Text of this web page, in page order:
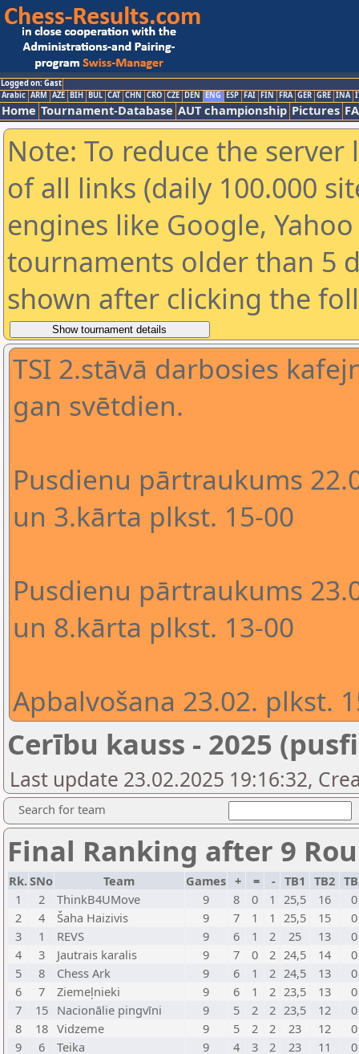
Logged on: Gast
Arabic ARM AZE BIH BUL CAT CHN CRO CZE DEN ENG ESP FAI FIN FRA GER GRE INA
Home Tournament-Database AUT championship Pictures
Note: To reduce the
of all links (daily 100.000
engines like Google,
tournaments older than 5
shown after clicking the
TSI 2.stāvā darbosies
gan svētdien.
Pusdienu pārtraukums
un 3.kārta plkst. 15-00
Pusdienu pārtraukums
un 8.kārta plkst. 13-00
Apbalvošana 23.02. plkst.
Cerību kauss - 2025
Last update 23.02.2025 19:16:32,
Search for team
Final Ranking after 9
Rk.SNo Team Games + = - TB1 TB2
1
2 ThinkB4UMove 9 8 0 1 25,5 16
0
2
4 Šaha Haizivis 9 7 1 1 25,5 15
0
3
1 REVS 9 6 1 2 25 13
0
4
3 Jautrais karalis 9 7 0 2 24,5 14
0
5
8 Chess Ark 9 6 1 2 24,5 13
0
6
7 Ziemeļnieki 9 6 1 2 23,5 13
0
7
15 Nacionālie pingvīni 9 5 2 2 23,5 12
0
8
18 Vidzeme 9 5 2 2 23 12
0
9
6 Teika 9 4 3 2 23 11
0